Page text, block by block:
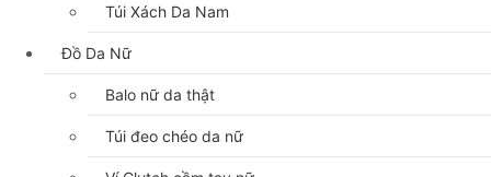
Túi Xách Da Nam
Đồ Da Nữ
Balo nữ da thật
Túi đeo chéo da nữ